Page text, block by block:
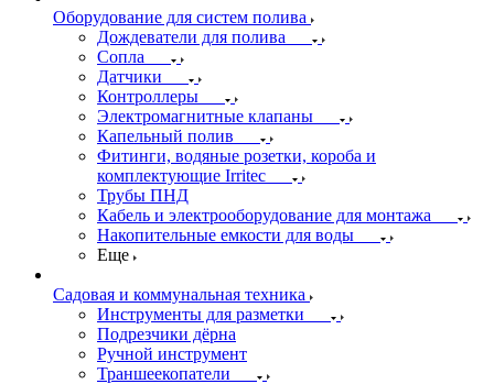
Оборудование для систем полива
Дождеватели для полива
Сопла
Датчики
Контроллеры
Электромагнитные клапаны
Капельный полив
Фитинги, водяные розетки, короба и
комплектующие Irritec
Трубы ПНД
Кабель и электрооборудование для монтажа
Накопительные емкости для воды
Еще
Садовая и коммунальная техника
Инструменты для разметки
Подрезчики дёрна
Ручной инструмент
Траншеекопатели